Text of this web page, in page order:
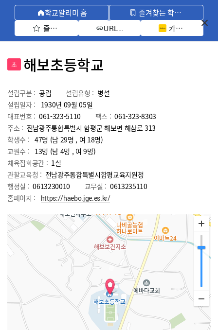
학교알리미 홈
즐겨찾는 학교 모아보기
즐겨찾기 선택
URL 복사 카카오톡 공유
초 해보초등학교
설립구분 : 공립 설립유형 : 병설
설립일자 :
1930년 09월 05일
대표번호 : 061-323-5110 팩스 : 061-323-8303
주소 : 전남광주통합특별시 함평군 해보면 해삼로 313
학생수 : 47명 (남 29명 , 여 18명)
교원수 : 13명 (남 4명 , 여9명)
체육집회공간 : 1실
관할교육청 : 전남광주통합특별시함평교육지원청
행정실 : 0613230010 교무실 : 0613235110
홈페이지 :
https://haebo.jge.es.kr/